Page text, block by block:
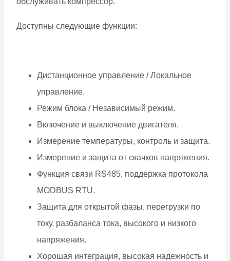
Доступны следующие функции:
Дистанционное управление / Локальное
управление.
Режим блока / Независимый режим.
Включение и выключение двигателя.
Измерение температуры, контроль и защита.
Измерение и защита от скачков напряжения.
Функция связи RS485, поддержка протокола
MODBUS RTU.
Защита для открытой фазы, перегрузки по
току, разбаланса тока, высокого и низкого
напряжения.
Хорошая интеграция, высокая надежность и